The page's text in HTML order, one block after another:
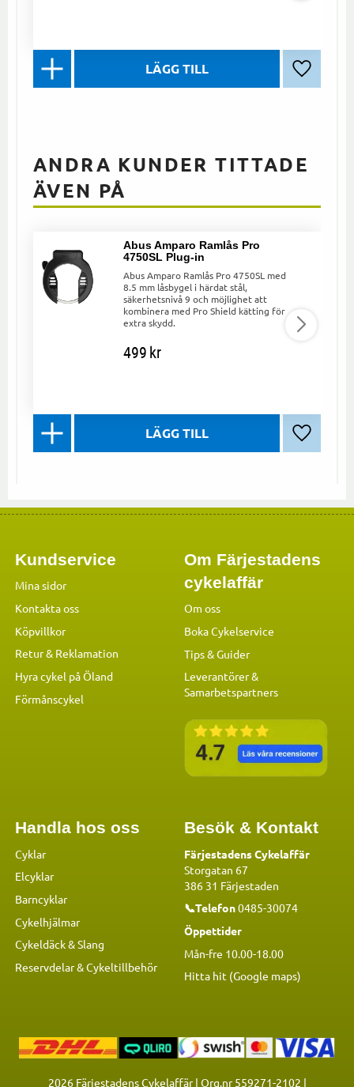
Lägg till
ANDRA KUNDER TITTADE
ÄVEN PÅ
Abus Amparo Ramlås Pro
4750SL Plug-in
Abus Amparo Ramlås Pro 4750SL med
8.5 mm låsbygel i härdat stål,
säkerhetsnivå 9 och möjlighet att
kombinera med Pro Shield kätting för
extra skydd.
499kr
Lägg till
Kundservice
Mina sidor
Kontakta oss
Köpvillkor
Retur & Reklamation
Hyra cykel på Öland
Förmånscykel
Om Färjestadens
cykelaffär
Om oss
Boka Cykelservice
Tips & Guider
Leverantörer &
Samarbetspartners
Handla hos oss
Cyklar
Elcyklar
Barncyklar
Cykelhjälmar
Cykeldäck & Slang
Reservdelar&Cykeltillbehör
Besök & Kontakt
Färjestadens Cykelaffär
Storgatan 67
386 31 Färjestaden
📞Telefon0485-30074
Öppettider
Mån-fre 10.00-18.00
Hitta hit (Google maps)
2026Färjestadens Cykelaffär | Org.nr 559271-2102 |